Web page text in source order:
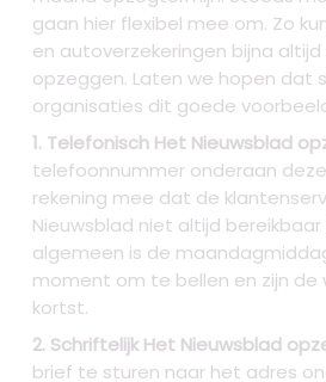
gaan hier flexibel mee om. Zo
en autoverzekeringen bijna
opzeggen. Laten we hopen dat
organisaties dit goede
1. Telefonisch Het Nieuwsblad
telefoonnummer onderaan
rekening mee dat de
Nieuwsblad niet altijd bereikbaar
algemeen is de
moment om te bellen en zijn de
kortst.
2. Schriftelijk Het Nieuwsblad
brief te sturen naar het adres